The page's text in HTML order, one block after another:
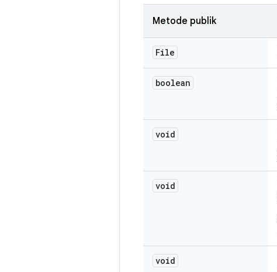
Metode publik
File
boolean
void
void
void